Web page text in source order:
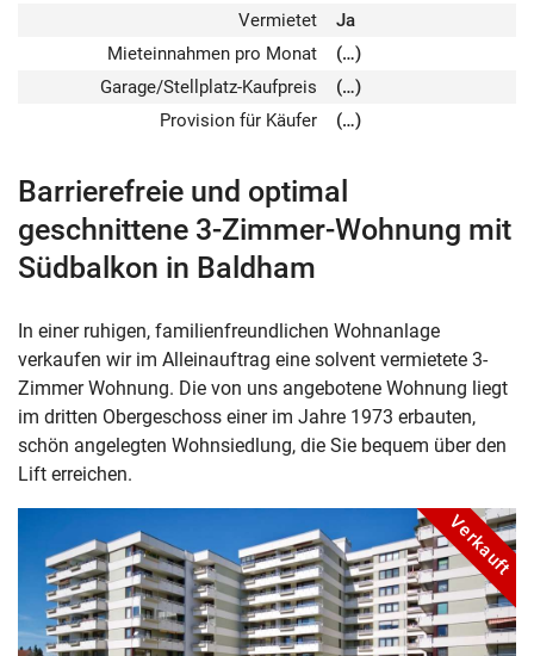
Barrierefreie und optimal
geschnittene 3-Zimmer-Wohnung mit
Südbalkon in Baldham
In einer ruhigen, familienfreundlichen Wohnanlage
verkaufen wir im Alleinauftrag eine solvent vermietete 3-
Zimmer Wohnung. Die von uns angebotene Wohnung liegt
im dritten Obergeschoss einer im Jahre 1973 erbauten,
schön angelegten Wohnsiedlung, die Sie bequem über den
Lift erreichen.
Verkauft
Vermietet
Ja
Mieteinnahmen pro Monat
(…)
Garage/Stellplatz-Kaufpreis
(…)
Provision für Käufer
(…)